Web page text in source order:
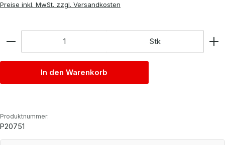
Preise inkl. MwSt. zzgl. Versandkosten
Stk
In den Warenkorb
Produktnummer:
P20751